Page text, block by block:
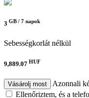
3 GB / 7 napok
Sebességkorlát nélkül
9,889.07 HUF
Vásárolj most
Azonnali
Ellenőriztem, és a